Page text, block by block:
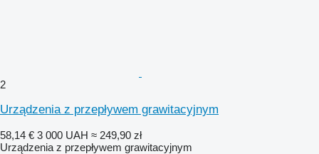
2
Urządzenia z przepływem grawitacyjnym
58,14 € 3 000 UAH ≈ 249,90 zł
Urządzenia z przepływem grawitacyjnym